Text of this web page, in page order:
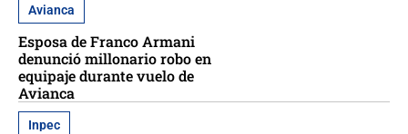
Avianca
Esposa de Franco Armani
denunció millonario robo en
equipaje durante vuelo de
Avianca
Inpec